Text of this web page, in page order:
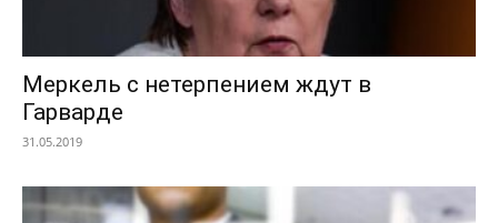
Меркель с нетерпением ждут в
Гарварде
31.05.2019